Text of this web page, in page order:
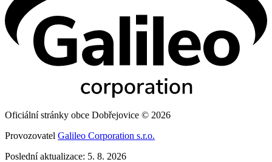
Oficiální stránky obce Dobřejovice © 2026
Provozovatel Galileo Corporation s.r.o.
Poslední aktualizace: 5. 8. 2026